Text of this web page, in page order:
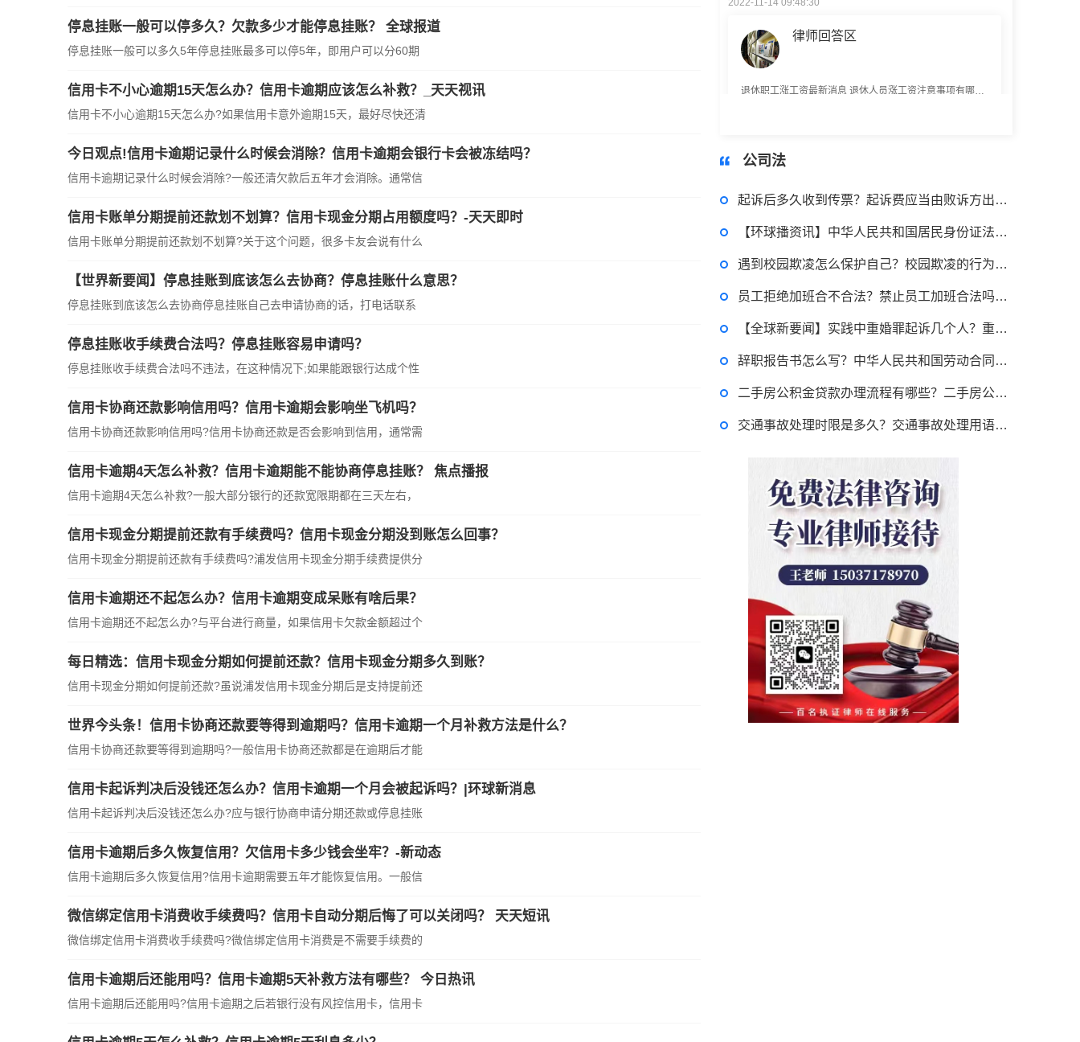
停息挂账一般可以停多久？欠款多少才能停息挂账？ 全球报道
停息挂账一般可以多久5年停息挂账最多可以停5年，即用户可以分60期
信用卡不小心逾期15天怎么办？信用卡逾期应该怎么补救？_天天视讯
信用卡不小心逾期15天怎么办?如果信用卡意外逾期15天，最好尽快还清
今日观点!信用卡逾期记录什么时候会消除？信用卡逾期会银行卡会被冻结吗？
信用卡逾期记录什么时候会消除?一般还清欠款后五年才会消除。通常信
信用卡账单分期提前还款划不划算？信用卡现金分期占用额度吗？-天天即时
信用卡账单分期提前还款划不划算?关于这个问题，很多卡友会说有什么
【世界新要闻】停息挂账到底该怎么去协商？停息挂账什么意思？
停息挂账到底该怎么去协商停息挂账自己去申请协商的话，打电话联系
停息挂账收手续费合法吗？停息挂账容易申请吗？
停息挂账收手续费合法吗不违法，在这种情况下;如果能跟银行达成个性
信用卡协商还款影响信用吗？信用卡逾期会影响坐飞机吗？
信用卡协商还款影响信用吗?信用卡协商还款是否会影响到信用，通常需
信用卡逾期4天怎么补救？信用卡逾期能不能协商停息挂账？ 焦点播报
信用卡逾期4天怎么补救?一般大部分银行的还款宽限期都在三天左右，
信用卡现金分期提前还款有手续费吗？信用卡现金分期没到账怎么回事？
信用卡现金分期提前还款有手续费吗?浦发信用卡现金分期手续费提供分
信用卡逾期还不起怎么办？信用卡逾期变成呆账有啥后果？
信用卡逾期还不起怎么办?与平台进行商量，如果信用卡欠款金额超过个
每日精选：信用卡现金分期如何提前还款？信用卡现金分期多久到账？
信用卡现金分期如何提前还款?虽说浦发信用卡现金分期后是支持提前还
世界今头条！信用卡协商还款要等得到逾期吗？信用卡逾期一个月补救方法是什么？
信用卡协商还款要等得到逾期吗?一般信用卡协商还款都是在逾期后才能
信用卡起诉判决后没钱还怎么办？信用卡逾期一个月会被起诉吗？|环球新消息
信用卡起诉判决后没钱还怎么办?应与银行协商申请分期还款或停息挂账
信用卡逾期后多久恢复信用？欠信用卡多少钱会坐牢？-新动态
信用卡逾期后多久恢复信用?信用卡逾期需要五年才能恢复信用。一般信
微信绑定信用卡消费收手续费吗？信用卡自动分期后悔了可以关闭吗？ 天天短讯
微信绑定信用卡消费收手续费吗?微信绑定信用卡消费是不需要手续费的
信用卡逾期后还能用吗？信用卡逾期5天补救方法有哪些？ 今日热讯
信用卡逾期后还能用吗?信用卡逾期之后若银行没有风控信用卡，信用卡
律师回答区
跳跳糖是毒品吗？
公司法
起诉后多久收到传票？起诉费应当由败诉方出吗？|天天热头条
【环球播资讯】中华人民共和国居民身份证法第十二条是什么？公民申请领取身份证需要多少日？
遇到校园欺凌怎么保护自己？校园欺凌的行为都有哪些?|每日热点
员工拒绝加班合不合法？禁止员工加班合法吗？-每日讯息
【全球新要闻】实践中重婚罪起诉几个人？重婚罪起诉的法律依据是什么？
辞职报告书怎么写？中华人民共和国劳动合同法第三十六条是什么？-今日聚焦
二手房公积金贷款办理流程有哪些？二手房公积金贷款提交什么资料？
交通事故处理时限是多久？交通事故处理用语的含义有哪些？